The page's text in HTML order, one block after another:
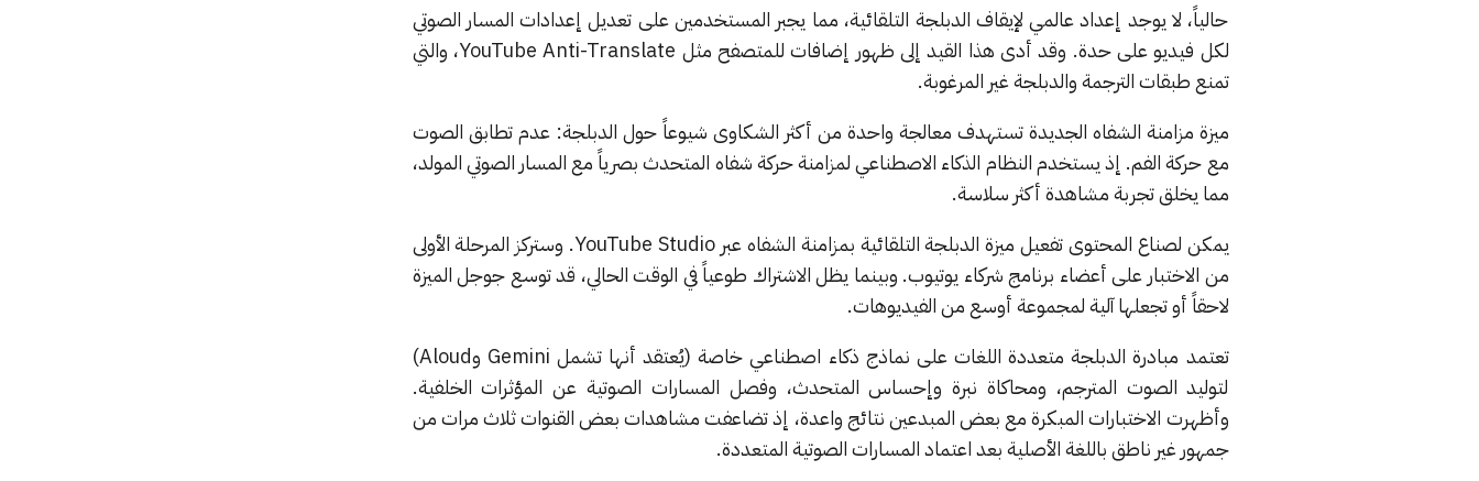
حالياً، لا يوجد إعداد عالمي لإيقاف الدبلجة التلقائية، مما يجبر المستخدمين على تعديل إعدادات المسار الصوتي
لكل فيديو على حدة. وقد أدى هذا القيد إلى ظهور إضافات للمتصفح مثل YouTube Anti-Translate، والتي
تمنع طبقات الترجمة والدبلجة غير المرغوبة.
ميزة مزامنة الشفاه الجديدة تستهدف معالجة واحدة من أكثر الشكاوى شيوعاً حول الدبلجة: عدم تطابق الصوت
مع حركة الفم. إذ يستخدم النظام الذكاء الاصطناعي لمزامنة حركة شفاه المتحدث بصرياً مع المسار الصوتي المولد،
مما يخلق تجربة مشاهدة أكثر سلاسة.
يمكن لصناع المحتوى تفعيل ميزة الدبلجة التلقائية بمزامنة الشفاه عبر YouTube Studio. وستركز المرحلة الأولى
من الاختبار على أعضاء برنامج شركاء يوتيوب. وبينما يظل الاشتراك طوعياً في الوقت الحالي، قد توسع جوجل الميزة
لاحقاً أو تجعلها آلية لمجموعة أوسع من الفيديوهات.
تعتمد مبادرة الدبلجة متعددة اللغات على نماذج ذكاء اصطناعي خاصة (يُعتقد أنها تشمل Gemini وAloud
)
لتوليد الصوت المترجم، ومحاكاة نبرة وإحساس المتحدث، وفصل المسارات الصوتية عن المؤثرات الخلفية.
وأظهرت الاختبارات المبكرة مع بعض المبدعين نتائج واعدة، إذ تضاعفت مشاهدات بعض القنوات ثلاث مرات من
جمهور غير ناطق باللغة الأصلية بعد اعتماد المسارات الصوتية المتعددة.